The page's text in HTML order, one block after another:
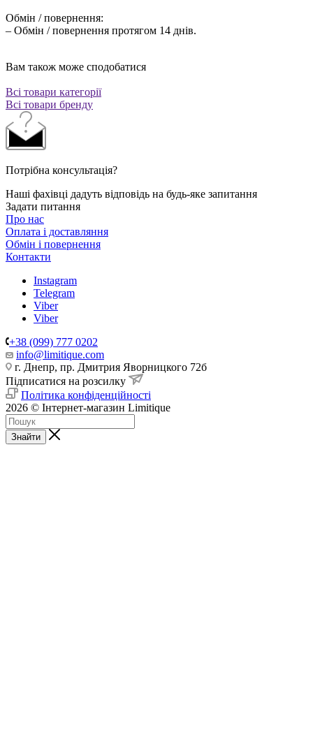
Обмін / повернення:
– Обмін / повернення протягом 14 днів.
Вам також може сподобатися
Всі товари категорії
Всі товари бренду
Потрібна консультація?
Наші фахівці дадуть відповідь на будь-яке запитання
Задати питання
Про нас
Оплата і доставляння
Обмін і повернення
Контакти
Instagram
Telegram
Viber
Viber
+38 (099) 777 0202
info@limitique.com
г. Днепр, пр. Дмитрия Яворницкого 72б
Підписатися на розсилку
Політика конфіденційності
2026 © Інтернет-магазин Limitique
Знайти